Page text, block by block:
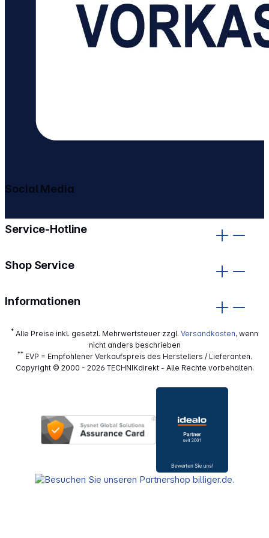
Service-Hotline
Shop Service
Informationen
Social Media
* Alle Preise inkl. gesetzl. Mehrwertsteuer zzgl. Versandkosten, wenn
nicht anders beschrieben
**EVP = Empfohlener Verkaufspreis des Herstellers / Lieferanten.
Copyright © 2000 - 2026 TECHNIKdirekt - Alle Rechte vorbehalten.